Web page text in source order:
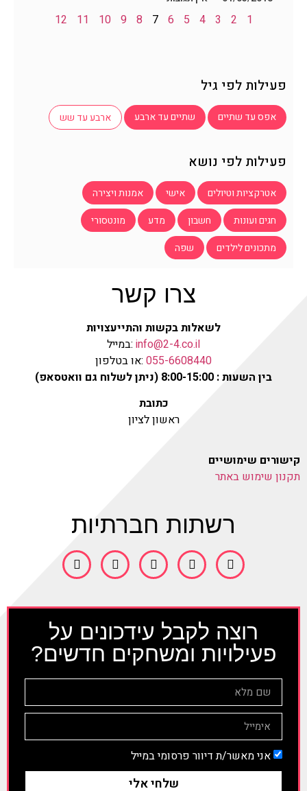
1
2
3
4
5
6
7
8
9
10
11
12
פעילות לפי גיל
אפס עד שתיים שתיים עד ארבע ארבע עד שש
פעילות לפי נושא
אטרקציות וטיולים אישי
אמנות ויצירה
חגים ועונות
חשבון מדע
מונטסורי
מתכונים לילדים
שפה
רוצה לקבל עידכונים על
פעילויות ומשחקים חדשים?
אני מאשר/ת דיוור פרסומי במייל
שלחי אלי
רשתות חברתיות
צרו קשר
לשאלות בקשות והתייעצויות
info@2-4.co.il :במייל
055-6608440 :או בטלפון
בין השעות : 8:00-15:00 (ניתן לשלוח גם וואטסאפ)
כתובת
ראשון לציון
קישורים שימושיים
תקנון שימוש באתר